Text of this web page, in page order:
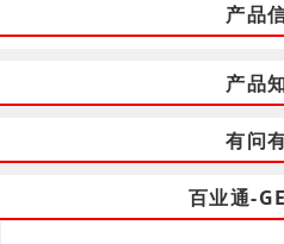
产品
产品
有问
百业通-